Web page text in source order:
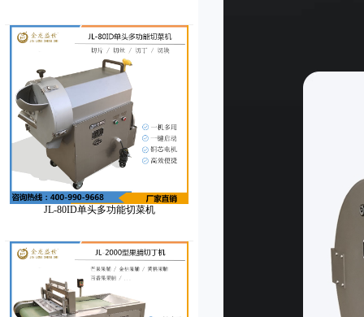
JL-80ID单头多功能切菜机